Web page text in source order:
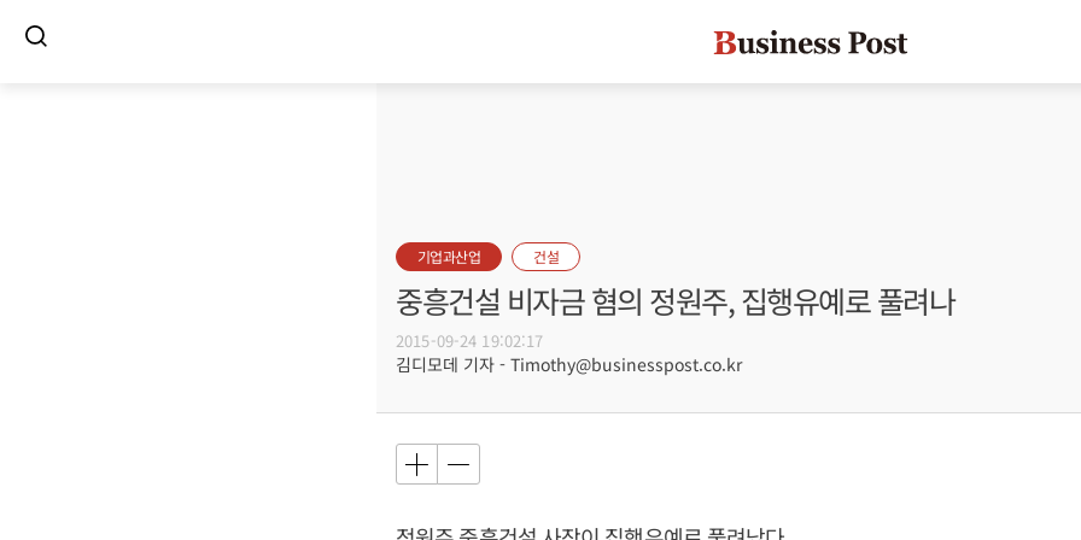
기업과산업 건설
중흥건설 비자금 혐의 정원주, 집행유예로 풀려나
2015-09-24 19:02:17
김디모데 기자 - Timothy@businesspost.co.kr